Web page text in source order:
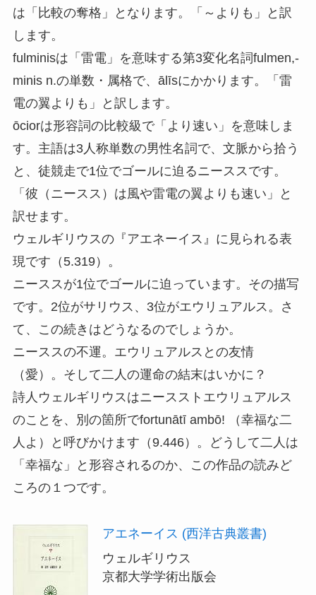
は「比較の奪格」となります。「～よりも」と訳
します。
fulminisは「雷電」を意味する第3変化名詞fulmen,-
minis n.の単数・属格で、ālīsにかかります。「雷
電の翼よりも」と訳します。
ōciorは形容詞の比較級で「より速い」を意味しま
す。主語は3人称単数の男性名詞で、文脈から拾う
と、徒競走で1位でゴールに迫るニーススです。
「彼（ニースス）は風や雷電の翼よりも速い」と
訳せます。
ウェルギリウスの『アエネーイス』に見られる表
現です（5.319）。
ニーススが1位でゴールに迫っています。その描写
です。2位がサリウス、3位がエウリュアルス。さ
て、この続きはどうなるのでしょうか。
ニーススの不運。エウリュアルスとの友情
（愛）。そして二人の運命の結末はいかに？
詩人ウェルギリウスはニースストエウリュアルス
のことを、別の箇所でfortunātī ambō! （幸福な二
人よ）と呼びかけます（9.446）。どうして二人は
「幸福な」と形容されるのか、この作品の読みど
ころの１つです。
アエネーイス (西洋古典叢書)
ウェルギリウス
京都大学学術出版会